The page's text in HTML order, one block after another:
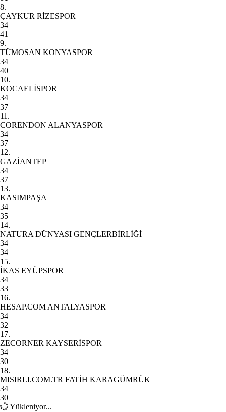
8.
ÇAYKUR RİZESPOR
34
41
9.
TÜMOSAN KONYASPOR
34
40
10.
KOCAELİSPOR
34
37
11.
CORENDON ALANYASPOR
34
37
12.
GAZİANTEP
34
37
13.
KASIMPAŞA
34
35
14.
NATURA DÜNYASI GENÇLERBİRLİĞİ
34
34
15.
İKAS EYÜPSPOR
34
33
16.
HESAP.COM ANTALYASPOR
34
32
17.
ZECORNER KAYSERİSPOR
34
30
18.
MISIRLI.COM.TR FATİH KARAGÜMRÜK
34
30
Yükleniyor...